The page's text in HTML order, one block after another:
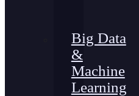
Big Data
&
Machine
Learning